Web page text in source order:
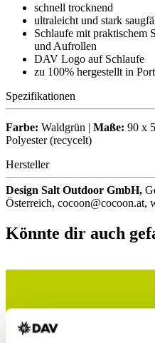
schnell trocknend
ultraleicht und stark
Schlaufe mit praktischem
und Aufrollen
DAV Logo auf Schlaufe
zu 100% hergestellt in
Spezifikationen
Farbe: Waldgrün | Maße: 90 x
Polyester (recycelt)
Hersteller
Design Salt Outdoor GmbH,
Österreich, cocoon@cocoon.at,
Könnte dir auch